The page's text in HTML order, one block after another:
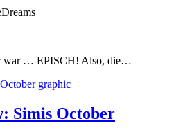
war … EPISCH! Also, die…
Simis October